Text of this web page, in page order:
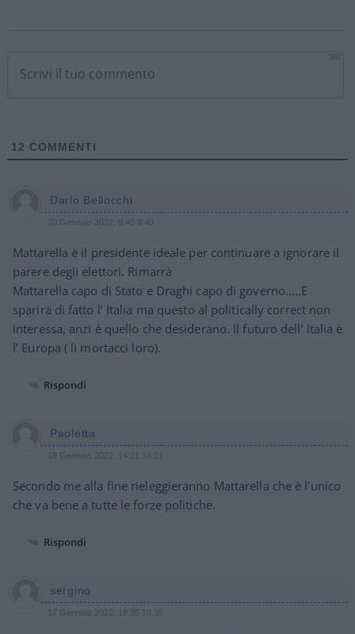
12 COMMENTI
Dario Bellocchi
20 Gennaio 2022, 9:40 9:40
Mattarella è il presidente ideale per continuare a ignorare il
parere degli elettori. Rimarrà
Mattarella capo di Stato e Draghi capo di governo…..E
sparirà di fatto l’ Italia ma questo al politically correct non
interessa, anzi è quello che desiderano. Il futuro dell’ Italia è
l’ Europa ( li mortacci loro).
Rispondi
Paoletta
19 Gennaio 2022, 14:21 14:21
Secondo me alla fine rieleggieranno Mattarella che è l’unico
che va bene a tutte le forze politiche.
Rispondi
sergino
17 Gennaio 2022, 18:35 18:35